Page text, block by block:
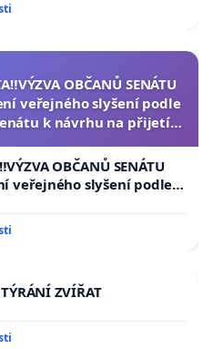
OBČANŮ SENÁTU
veřejného slyšení podle
k návrhu na přijetí
OBČANŮ SENÁTU
veřejného slyšení podle §
k návrhu na přijetí
žaloby na prezidenta
ZVÍŘAT